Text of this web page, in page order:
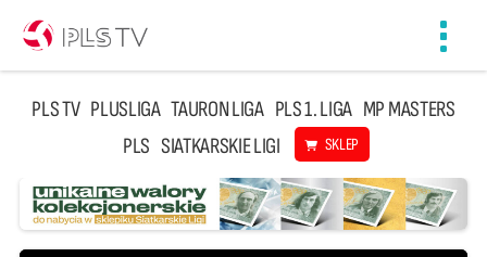
PLS TV PLUSLIGA TAURON LIGA PLS 1. LIGA MP MASTERS
PLS SIATKARSKIE LIGI SKLEP